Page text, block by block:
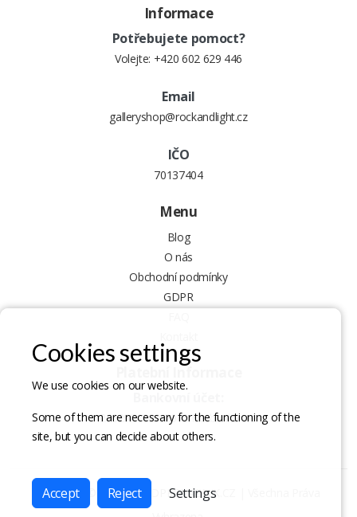
Informace
Potřebujete pomoct?
Volejte: +420 602 629 446
Email
galleryshop@rockandlight.cz
IČO
70137404
Menu
Blog
O nás
Obchodní podmínky
GDPR
2402921880/2010 Fio banka a.s.
Copyright © 2024DAVIDPROVAZNIK.CZ
Cookies settings
We use cookies on our website.
Some of them are necessary for the functioning of the
site, but you can decide about others.
Accept Reject Settings